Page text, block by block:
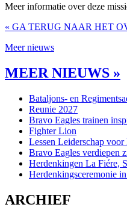
Meer informatie over deze
« GA TERUG NAAR HET
Meer nieuws
MEER NIEUWS »
Bataljons- en
Reunie 2027
Bravo Eagles trainen
Fighter Lion
Lessen Leiderschap
Bravo Eagles verdiepen
Herdenkingen La Fiére,
Herdenkingsceremonie
ARCHIEF